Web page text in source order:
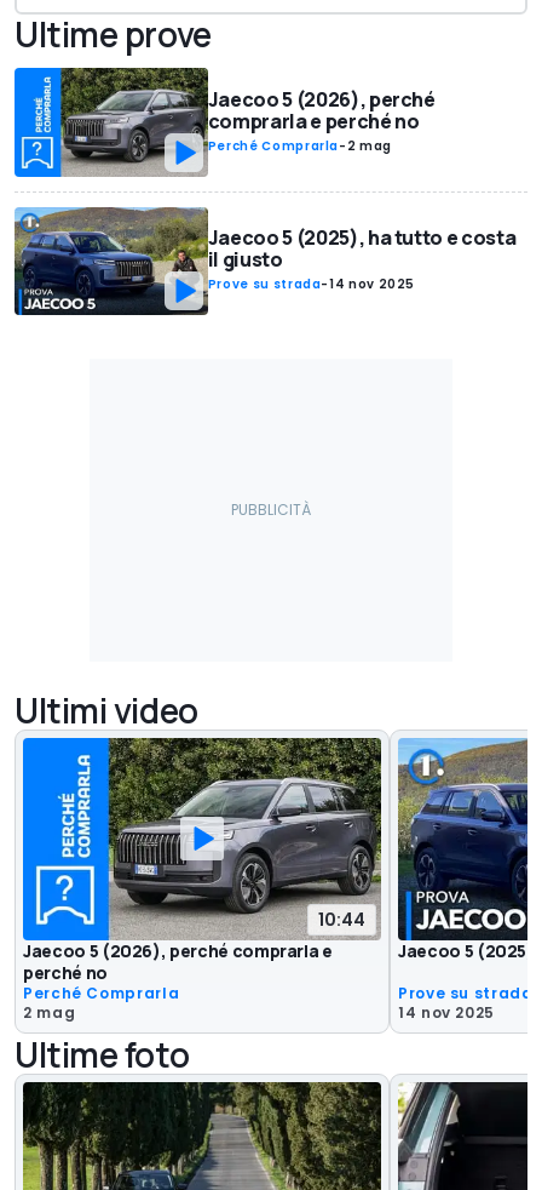
Ultime prove
Jaecoo 5 (2026), perché
comprarla e perché no
Perché Comprarla- 2 mag
Jaecoo 5 (2025), ha tutto e costa
il giusto
Prove su strada-14 nov 2025
Ultimi video
10:44
Jaecoo 5 (2026), perché comprarla e
perché no
Perché Comprarla
2 mag
Jaecoo 5
Prove su strada
14 nov 2025
Ultime foto